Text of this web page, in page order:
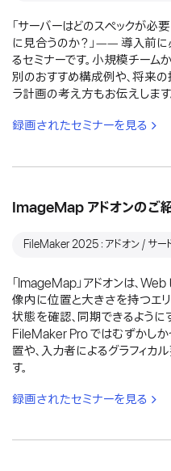
「サーバーはどのスペックが必
に見合うのか？」―― 導入前
るセミナーです。小規模チーム
別のおすすめ構成例や、将来
ラ計画の考え方もお伝えします
録画されたセミナーを見る
ImageMap アドオンのご
FileMaker 2025：アドオン / サー
「ImageMap」アドオンは、
像内に位置と大きさを持つエリ
状態を確認、同期できるように
FileMaker Pro ではむずかしか
置や、入力者によるグラフィカ
す。
録画されたセミナーを見る